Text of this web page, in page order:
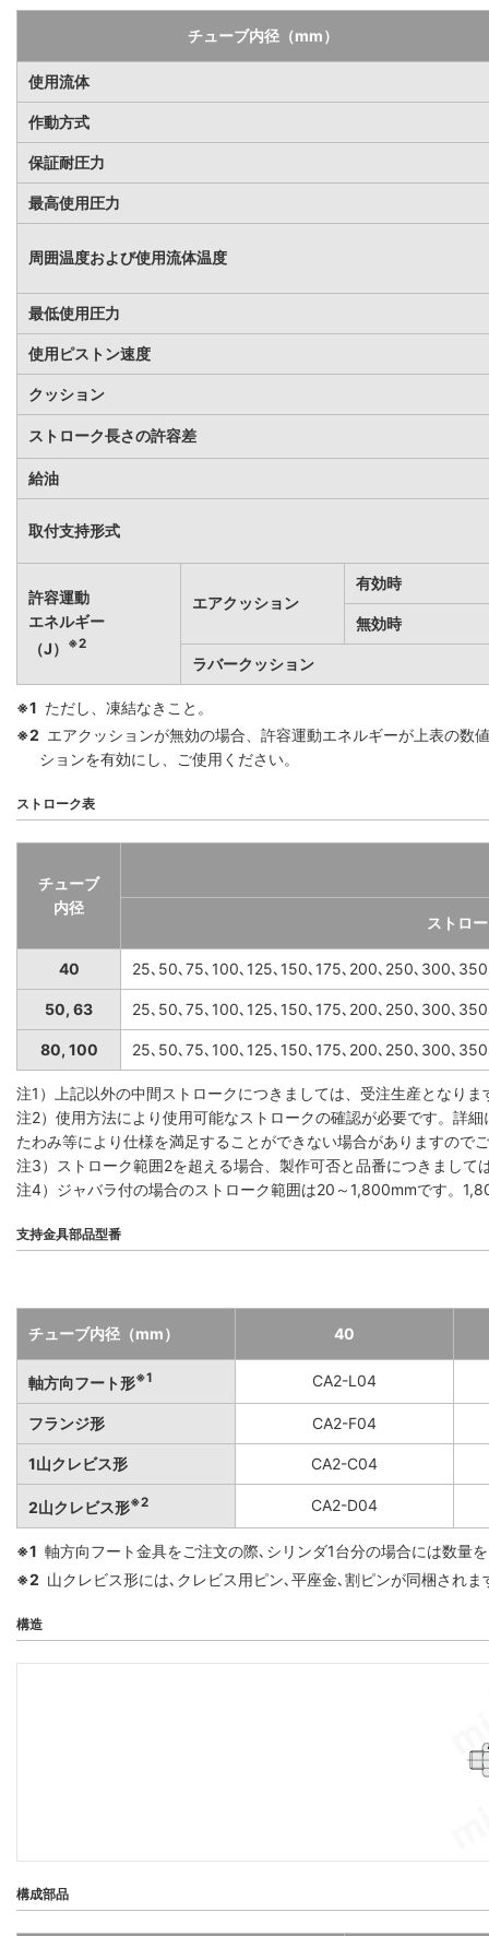
チューブ内径（mm）
使用流体
作動方式
保証耐圧力
最高使用圧力
周囲温度および使用流体温度
最低使用圧力
使用ピストン速度
クッション
ストローク長さの許容差
給油
取付支持形式
許容運動
エネルギー
（J）
※2
エアクッション
有効時
無効時
ラバークッション
※1 ただし、凍結なきこと。
※2 エアクッションが無効の場合、許容運動エネルギーが上表の数
ションを有効にし、ご使用ください。
ストローク表
チューブ
内径
ストロ
40 25､50､75､100､125､150､175､200､250､300､
50, 63 25､50､75､100､125､150､175､200､250､300､
80, 100 25､50､75､100､125､150､175､200､250､300､
注1）上記以外の中間ストロークにつきましては、受注生産となりま
注2）使用方法により使用可能なストロークの確認が必要です。詳
たわみ等により仕様を満足することができない場合がありますので
注3）ストローク範囲2を超える場合、製作可否と品番につきまし
注4）ジャバラ付の場合のストローク範囲は20～1,800mmです。
支持金具部品型番
チューブ内径（mm） 40
軸方向フート形※1 CA2-L04
フランジ形 CA2-F04
1山クレビス形 CA2-C04
2山クレビス形※2 CA2-D04
※1 軸方向フート金具をご注文の際､シリンダ1台分の場合には数量
※2 山クレビス形には､クレビス用ピン､平座金､割ピンが同梱されま
構造
構成部品